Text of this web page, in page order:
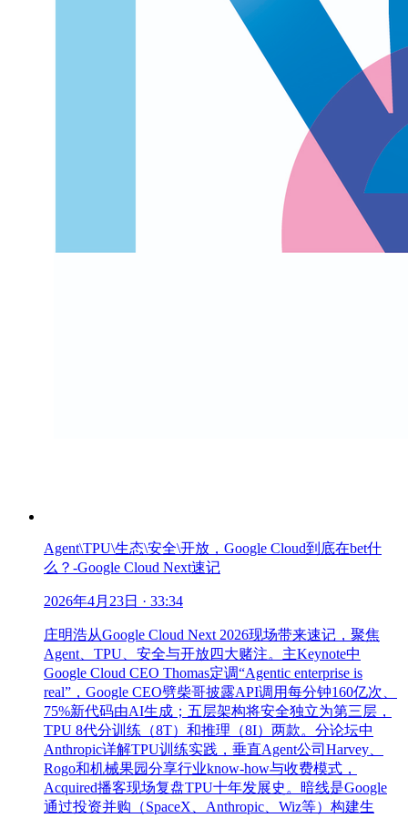
Agent\TPU\生态\安全\开放，Google Cloud到底在bet什
么？-Google Cloud Next速记
2026年4月23日 · 33:34
庄明浩从Google Cloud Next 2026现场带来速记，聚焦
Agent、TPU、安全与开放四大赌注。主Keynote中
Google Cloud CEO Thomas定调“Agentic enterprise is
real”，Google CEO劈柴哥披露API调用每分钟160亿次、
75%新代码由AI生成；五层架构将安全独立为第三层，
TPU 8代分训练（8T）和推理（8I）两款。分论坛中
Anthropic详解TPU训练实践，垂直Agent公司Harvey、
Rogo和机械果园分享行业know-how与收费模式，
Acquired播客现场复盘TPU十年发展史。暗线是Google
通过投资并购（SpaceX、Anthropic、Wiz等）构建生